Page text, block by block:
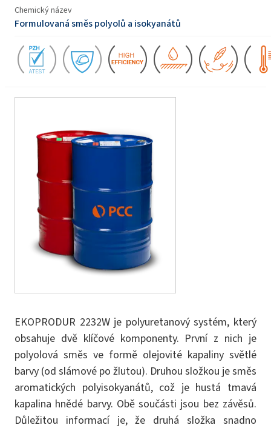
Chemický název
Formulovaná směs polyolů a isokyanátů
EKOPRODUR 2232W je polyuretanový systém, který
obsahuje dvě klíčové komponenty. První z nich je
polyolová směs ve formě olejovité kapaliny světlé
barvy (od slámové po žlutou). Druhou složkou je směs
aromatických polyisokyanátů, což je hustá tmavá
kapalina hnědé barvy. Obě součásti jsou bez závěsů.
Důležitou informací je, že druhá složka snadno